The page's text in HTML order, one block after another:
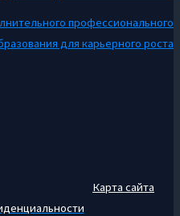
профессионального
для карьерного роста
Карта сайта